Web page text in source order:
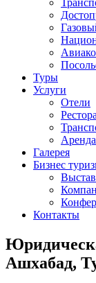
Туры
Услуги
Отели
Галерея
Бизнес
Контакты
Ашхабад,